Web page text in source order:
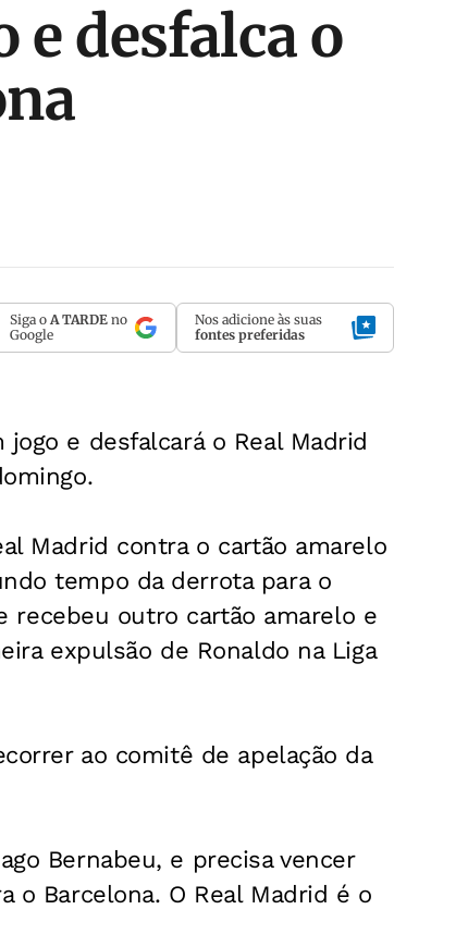
e desfalca o
Siga o A TARDE no
Google
Nos adicione às suas
fontes preferidas
e desfalcará o Real Madrid
Madrid contra o cartão amarelo
tempo da derrota para o
recebeu outro cartão amarelo e
expulsão de Ronaldo na Liga
ao comitê de apelação da
Bernabeu, e precisa vencer
o Barcelona. O Real Madrid é o